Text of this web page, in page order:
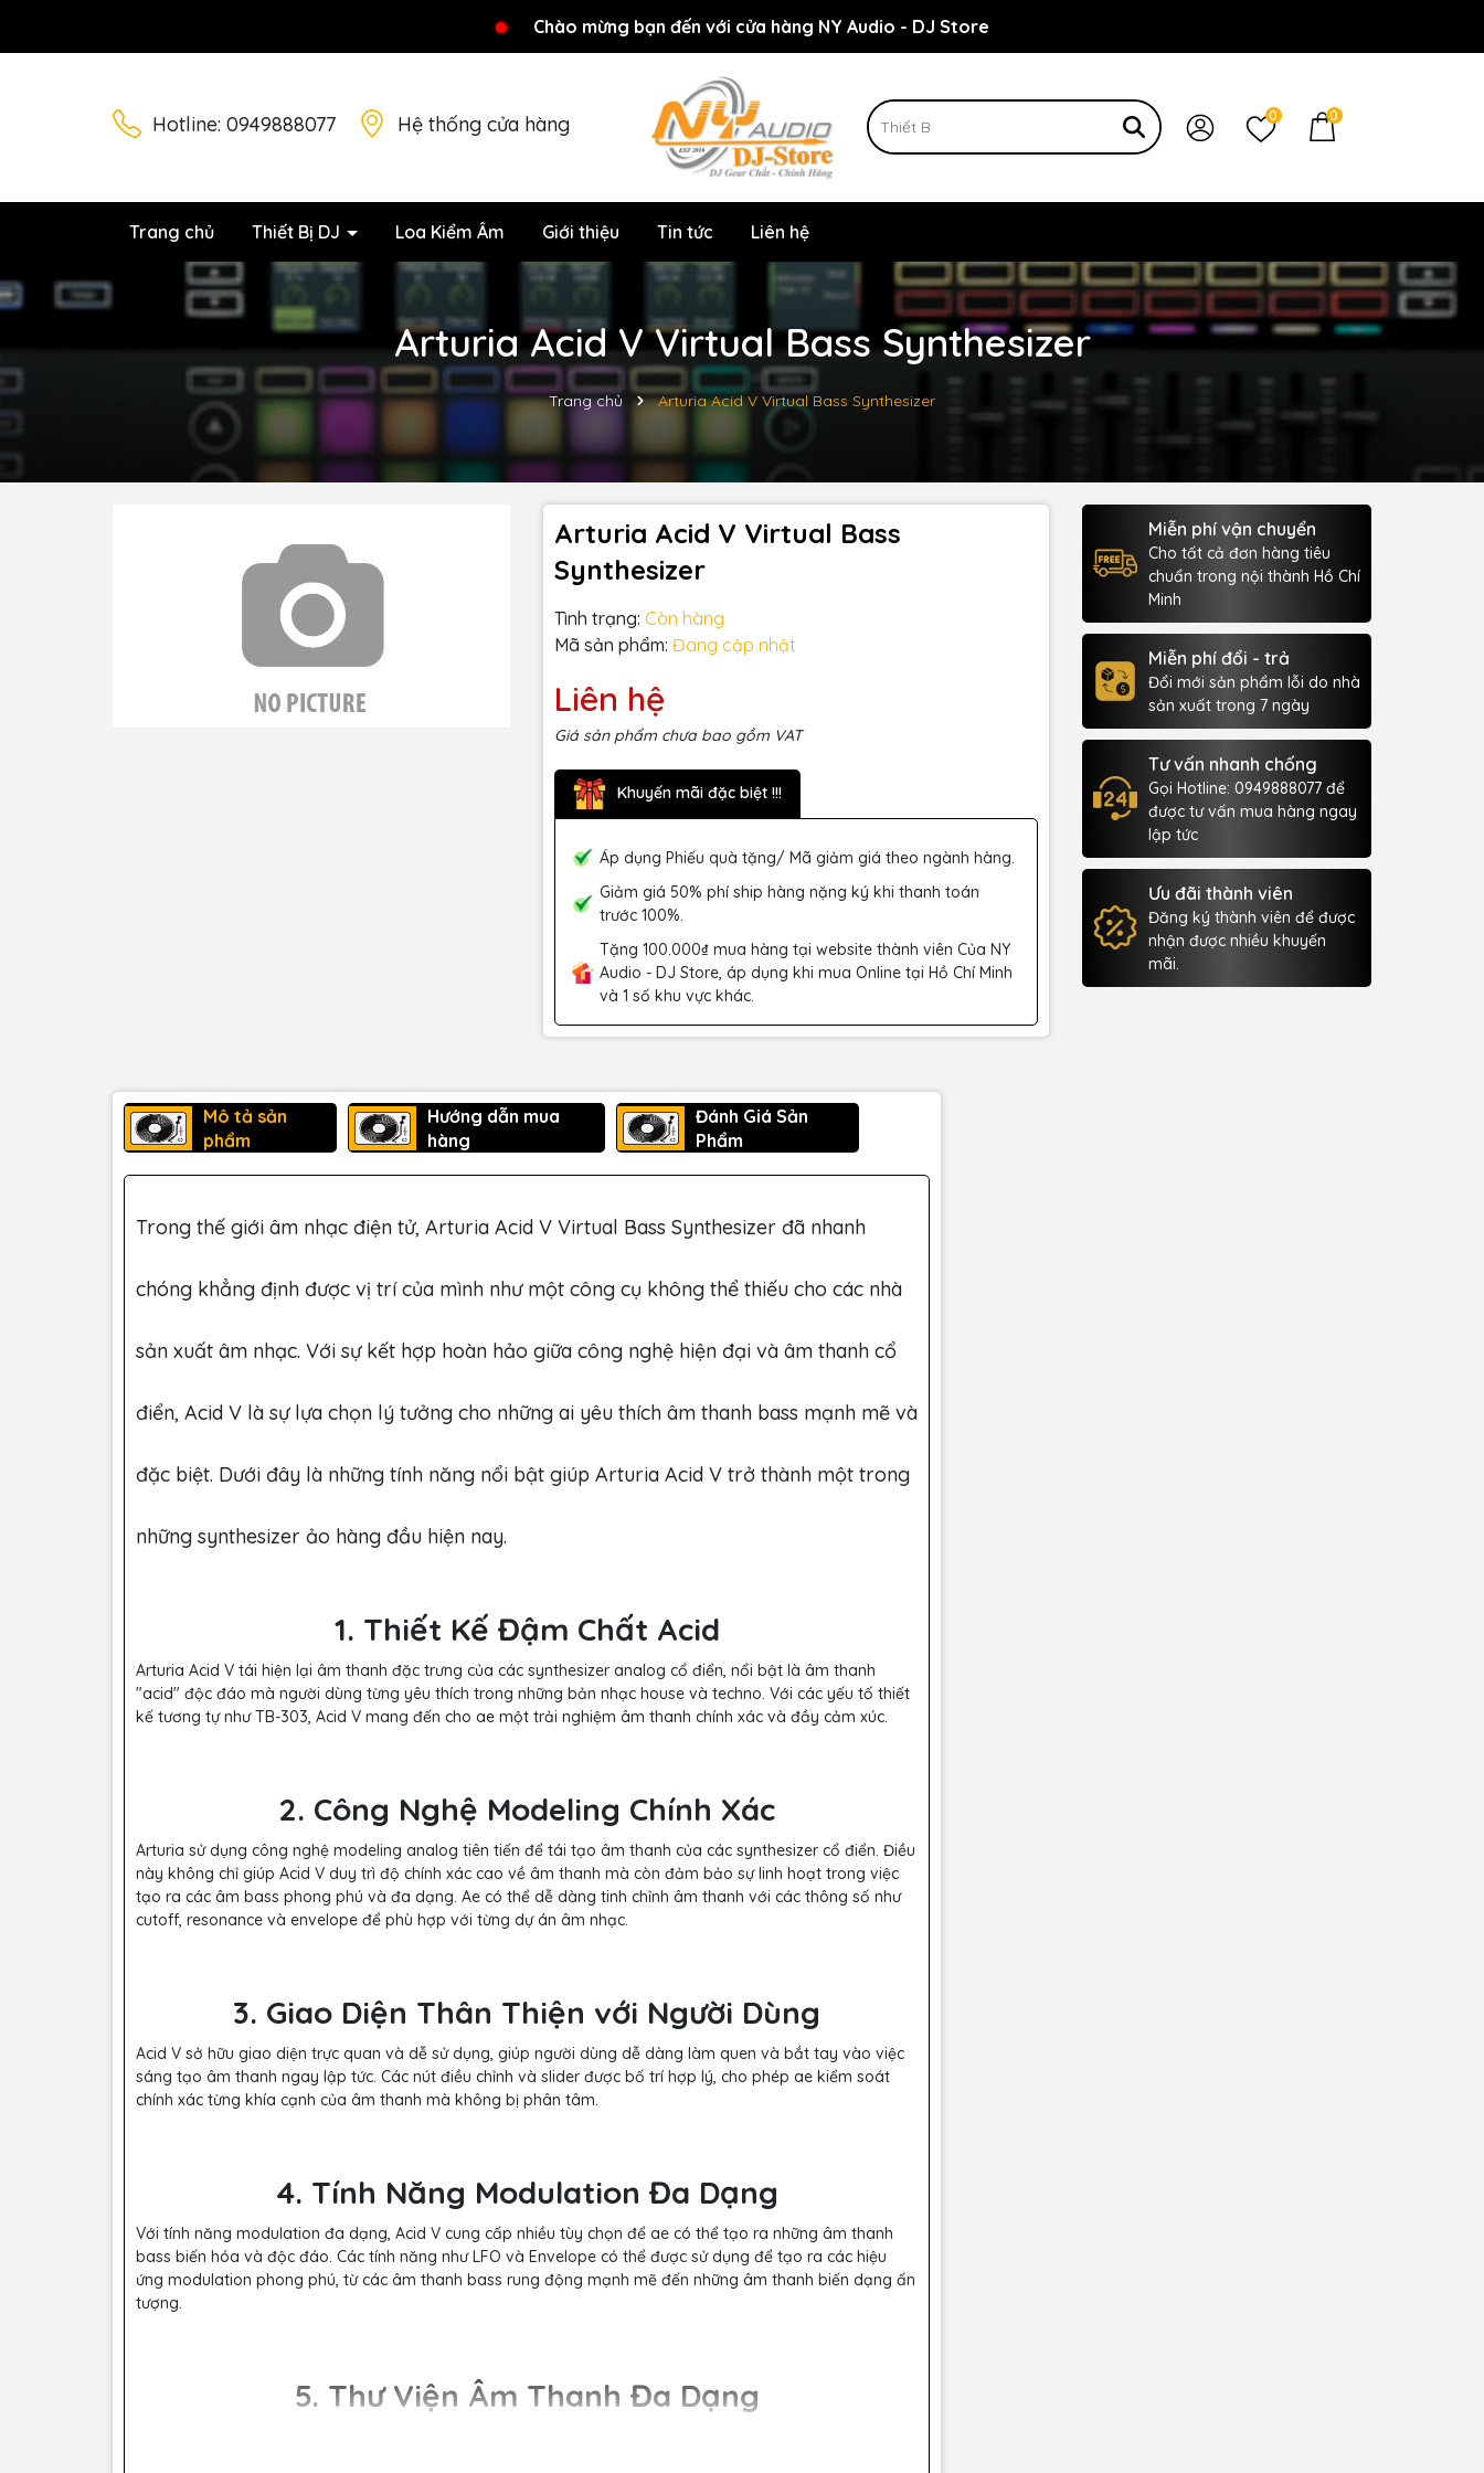
Chào mừng bạn đến với cửa hàng NY Audio - DJ Store
Rất nhiều ưu đãi và chương trình khuyến mãi đang chờ đợi bạn
Hotline: 0949888077 Hệ thống cửa hàng 0 0
Trang chủ Thiết Bị DJ Loa Kiểm Âm Giới thiệu Tin tức Liên hệ
Arturia Acid V Virtual Bass Synthesizer
Trang chủ Arturia Acid V Virtual Bass Synthesizer
Arturia Acid V Virtual Bass
Synthesizer
Tình trạng: Còn hàng
Mã sản phẩm: Đang cập nhật
Liên hệ
Giá sản phẩm chưa bao gồm VAT
Khuyến mãi đặc biệt !!!
Áp dụng Phiếu quà tặng/ Mã giảm giá theo ngành hàng.
Giảm giá 50% phí ship hàng nặng ký khi thanh toán
trước 100%.
Tặng 100.000₫ mua hàng tại website thành viên Của NY
Audio - DJ Store, áp dụng khi mua Online tại Hồ Chí Minh
và 1 số khu vực khác.
Miễn phí vận chuyển
Cho tất cả đơn hàng tiêu
chuẩn trong nội thành Hồ Chí
Minh
Miễn phí đổi - trả
Đổi mới sản phẩm lỗi do nhà
sản xuất trong 7 ngày
Tư vấn nhanh chống
Gọi Hotline: 0949888077 để
được tư vấn mua hàng ngay
lập tức
Ưu đãi thành viên
Đăng ký thành viên để được
nhận được nhiều khuyến
mãi.
Mô tả sản
phẩm
Hướng dẫn mua
hàng
Đánh Giá Sản
Phẩm
Trong thế giới âm nhạc điện tử, Arturia Acid V Virtual Bass Synthesizer đã nhanh
chóng khẳng định được vị trí của mình như một công cụ không thể thiếu cho các nhà
sản xuất âm nhạc. Với sự kết hợp hoàn hảo giữa công nghệ hiện đại và âm thanh cổ
điển, Acid V là sự lựa chọn lý tưởng cho những ai yêu thích âm thanh bass mạnh mẽ và
đặc biệt. Dưới đây là những tính năng nổi bật giúp Arturia Acid V trở thành một trong
những synthesizer ảo hàng đầu hiện nay.
1. Thiết Kế Đậm Chất Acid
Arturia Acid V tái hiện lại âm thanh đặc trưng của các synthesizer analog cổ điển, nổi bật là âm thanh
"acid" độc đáo mà người dùng từng yêu thích trong những bản nhạc house và techno. Với các yếu tố thiết
kế tương tự như TB-303, Acid V mang đến cho ae một trải nghiệm âm thanh chính xác và đầy cảm xúc.
2. Công Nghệ Modeling Chính Xác
Arturia sử dụng công nghệ modeling analog tiên tiến để tái tạo âm thanh của các synthesizer cổ điển. Điều
này không chỉ giúp Acid V duy trì độ chính xác cao về âm thanh mà còn đảm bảo sự linh hoạt trong việc
tạo ra các âm bass phong phú và đa dạng. Ae có thể dễ dàng tinh chỉnh âm thanh với các thông số như
cutoff, resonance và envelope để phù hợp với từng dự án âm nhạc.
3. Giao Diện Thân Thiện với Người Dùng
Acid V sở hữu giao diện trực quan và dễ sử dụng, giúp người dùng dễ dàng làm quen và bắt tay vào việc
sáng tạo âm thanh ngay lập tức. Các nút điều chỉnh và slider được bố trí hợp lý, cho phép ae kiểm soát
chính xác từng khía cạnh của âm thanh mà không bị phân tâm.
4. Tính Năng Modulation Đa Dạng
Với tính năng modulation đa dạng, Acid V cung cấp nhiều tùy chọn để ae có thể tạo ra những âm thanh
bass biến hóa và độc đáo. Các tính năng như LFO và Envelope có thể được sử dụng để tạo ra các hiệu
ứng modulation phong phú, từ các âm thanh bass rung động mạnh mẽ đến những âm thanh biến dạng ấn
tượng.
5. Thư Viện Âm Thanh Đa Dạng